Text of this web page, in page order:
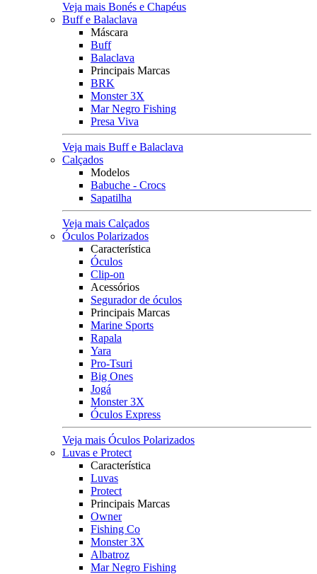
Veja mais Bonés e Chapéus
Buff e Balaclava
Máscara
Buff
Balaclava
Principais Marcas
BRK
Monster 3X
Mar Negro Fishing
Presa Viva
Veja mais Buff e Balaclava
Calçados
Modelos
Babuche - Crocs
Sapatilha
Veja mais Calçados
Óculos Polarizados
Característica
Óculos
Clip-on
Acessórios
Segurador de óculos
Principais Marcas
Marine Sports
Rapala
Yara
Pro-Tsuri
Big Ones
Jogá
Monster 3X
Óculos Express
Veja mais Óculos Polarizados
Luvas e Protect
Característica
Luvas
Protect
Principais Marcas
Owner
Fishing Co
Monster 3X
Albatroz
Mar Negro Fishing